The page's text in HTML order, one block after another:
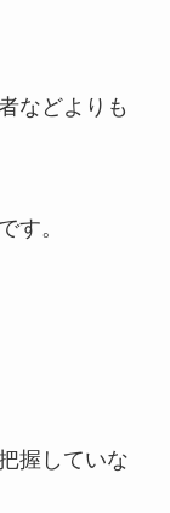
などよりも
す。
握していな